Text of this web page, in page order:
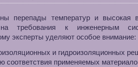
перепады температур и высокая
требования к инженерным
эксперты уделяют особое внимание:
и гидроизоляционных
соответствия применяемых